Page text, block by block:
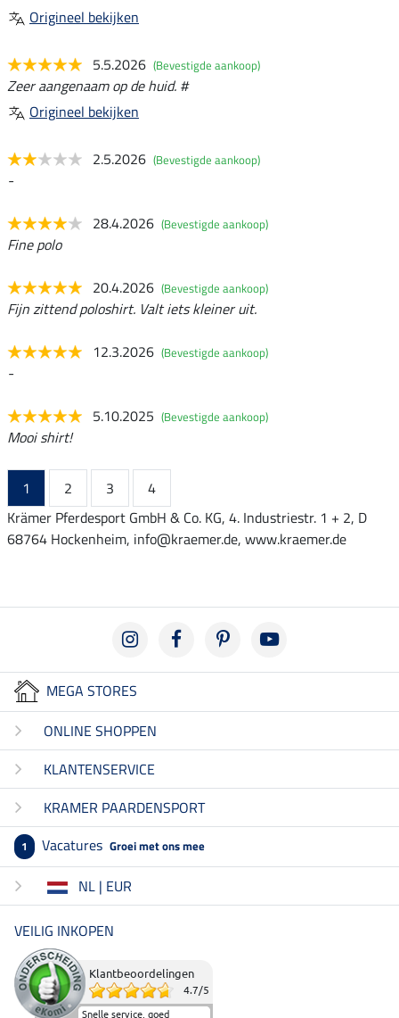
Origineel bekijken
5.5.2026 (Bevestigde aankoop)
Zeer aangenaam op de huid. #
Origineel bekijken
2.5.2026 (Bevestigde aankoop)
-
28.4.2026 (Bevestigde aankoop)
Fine polo
20.4.2026 (Bevestigde aankoop)
Fijn zittend poloshirt. Valt iets kleiner uit.
12.3.2026 (Bevestigde aankoop)
-
5.10.2025 (Bevestigde aankoop)
Mooi shirt!
1 2 3
4
Krämer Pferdesport GmbH & Co. KG, 4. Industriestr. 1 + 2, D
68764 Hockenheim, info@kraemer.de, www.kraemer.de
MEGA STORES
ONLINE SHOPPEN
KLANTENSERVICE
KRAMER PAARDENSPORT
1 Vacatures Groei met ons mee
NL | EUR
VEILIG INKOPEN
Klantbeoordelingen
4.7/5
Snelle service, goed